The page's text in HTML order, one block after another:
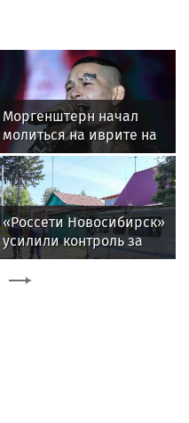
Моргенштерн начал
молиться на иврите на
концертах
«Россети Новосибирск»
усилили контроль за
незаконными
подвесами ВОЛС: охват